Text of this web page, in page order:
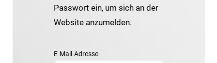
Passwort ein, um sich an der
Website anzumelden.
E-Mail-Adresse